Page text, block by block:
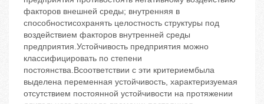
факторов внешней среды; внутренняя ‬в
способностисохранять целостность структуры под
воздействием факторов внутренней среды
предприятия.Устойчивость предприятия можно
классифицировать по степени
постоянства.Всоответствии с эти критериембыла
выделена переменная устойчивость, характеризуемая
отсутствием постоянной устойчивости на протяжении